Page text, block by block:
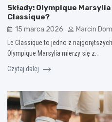
Składy: Olympique Marsylia
Classique?
15 marca 2026 Marcin
Le Classique to jedno z
Olympique Marsylia mierzy się z…
Czytaj dalej